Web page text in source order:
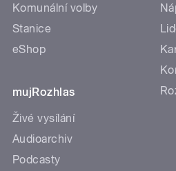
Komunální volby
Stanice
eShop
mujRozhlas
Živé vysílání
Audioarchiv
Podcasty